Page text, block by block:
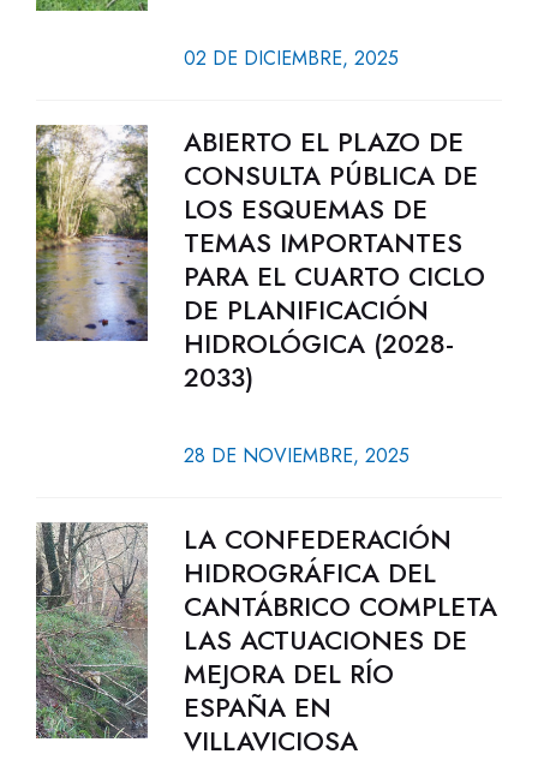
02 DE DICIEMBRE, 2025
ABIERTO EL PLAZO DE
CONSULTA PÚBLICA DE
LOS ESQUEMAS DE
TEMAS IMPORTANTES
PARA EL CUARTO CICLO
DE PLANIFICACIÓN
HIDROLÓGICA (2028-
2033)
28 DE NOVIEMBRE, 2025
LA CONFEDERACIÓN
HIDROGRÁFICA DEL
CANTÁBRICO COMPLETA
LAS ACTUACIONES DE
MEJORA DEL RÍO
ESPAÑA EN
VILLAVICIOSA